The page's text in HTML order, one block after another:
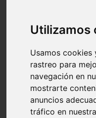
Utilizamos
Usamos
rastreo para
navegación en
mostrarte
anuncios
tráfico en
protagonistas
abandono
adopci n
ferias
higiene
acuario
iberzoo propet
comercios